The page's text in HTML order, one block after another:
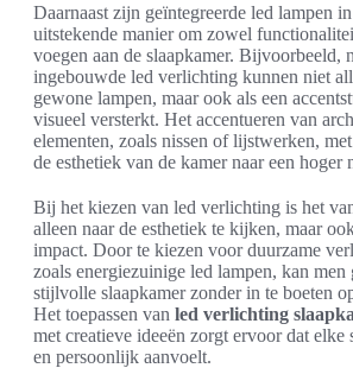
Daarnaast zijn geïntegreerde led lampen
uitstekende manier om zowel
voegen aan de slaapkamer. Bijvoorbeeld,
ingebouwde led verlichting kunnen niet
gewone lampen, maar ook als een
visueel versterkt. Het accentueren van
elementen, zoals nissen of lijstwerken,
de esthetiek van de kamer naar een hoger
Bij het kiezen van led verlichting is het
alleen naar de esthetiek te kijken, maar
impact. Door te kiezen voor duurzame
zoals energiezuinige led lampen, kan men
stijlvolle slaapkamer zonder in te boeten
Het toepassen van led verlichting
met creatieve ideeën zorgt ervoor dat elke
en persoonlijk aanvoelt.